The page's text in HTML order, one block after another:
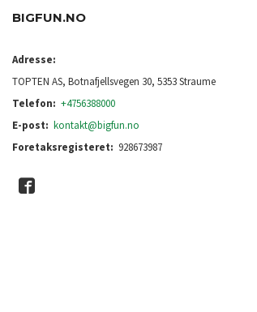
BIGFUN.NO
Adresse:
TOPTEN AS, Botnafjellsvegen 30, 5353 Straume
Telefon: +4756388000
E-post: kontakt@bigfun.no
Foretaksregisteret: 928673987